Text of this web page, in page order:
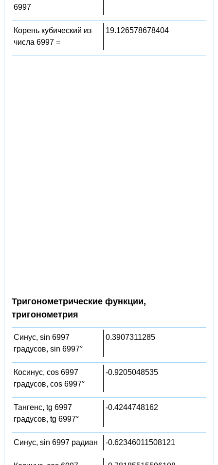
6997
Корень кубический из
числа 6997 =
19.126578678404
Тригонометрические функции,
тригонометрия
Синус, sin 6997
градусов, sin 6997°
0.3907311285
Косинус, cos 6997
градусов, cos 6997°
-0.9205048535
Тангенс, tg 6997
градусов, tg 6997°
-0.4244748162
Синус, sin 6997 радиан -0.62346011508121